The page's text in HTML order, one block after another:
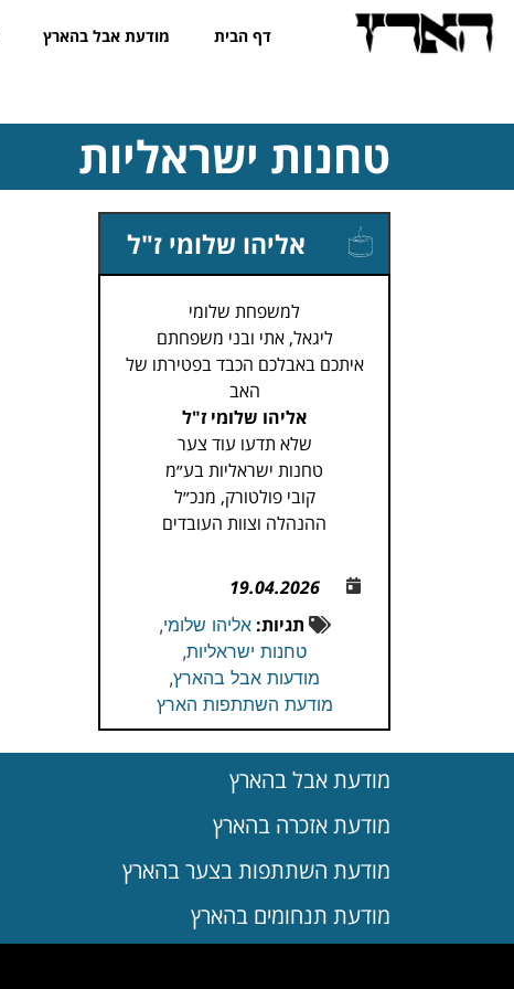
דף הבית מודעת אבל בהארץ
טחנות ישראליות
אליהו שלומי ז"ל
למשפחת שלומי
ליגאל, אתי ובני משפחתם
איתכם באבלכם הכבד בפטירתו של
האב
אליהו שלומי ז"ל
שלא תדעו עוד צער
טחנות ישראליות בע״מ
קובי פולטורק, מנכ״ל
ההנהלה וצוות העובדים
19.04.2026
תגיות:אליהו שלומי,
טחנות ישראליות,
מודעות אבל בהארץ,
מודעת השתתפות הארץ
מודעת אבל בהארץ
מודעת אזכרה בהארץ
מודעת השתתפות בצער בהארץ
מודעת תנחומים בהארץ